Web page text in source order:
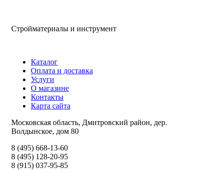
Стройматериалы и инструмент
Каталог
Оплата и доставка
Услуги
О магазине
Контакты
Карта сайта
Московская область, Дмитровский район, дер.
Волдынское, дом 80
8 (495) 668-13-60
8 (495) 128-20-95
8 (915) 037-95-85